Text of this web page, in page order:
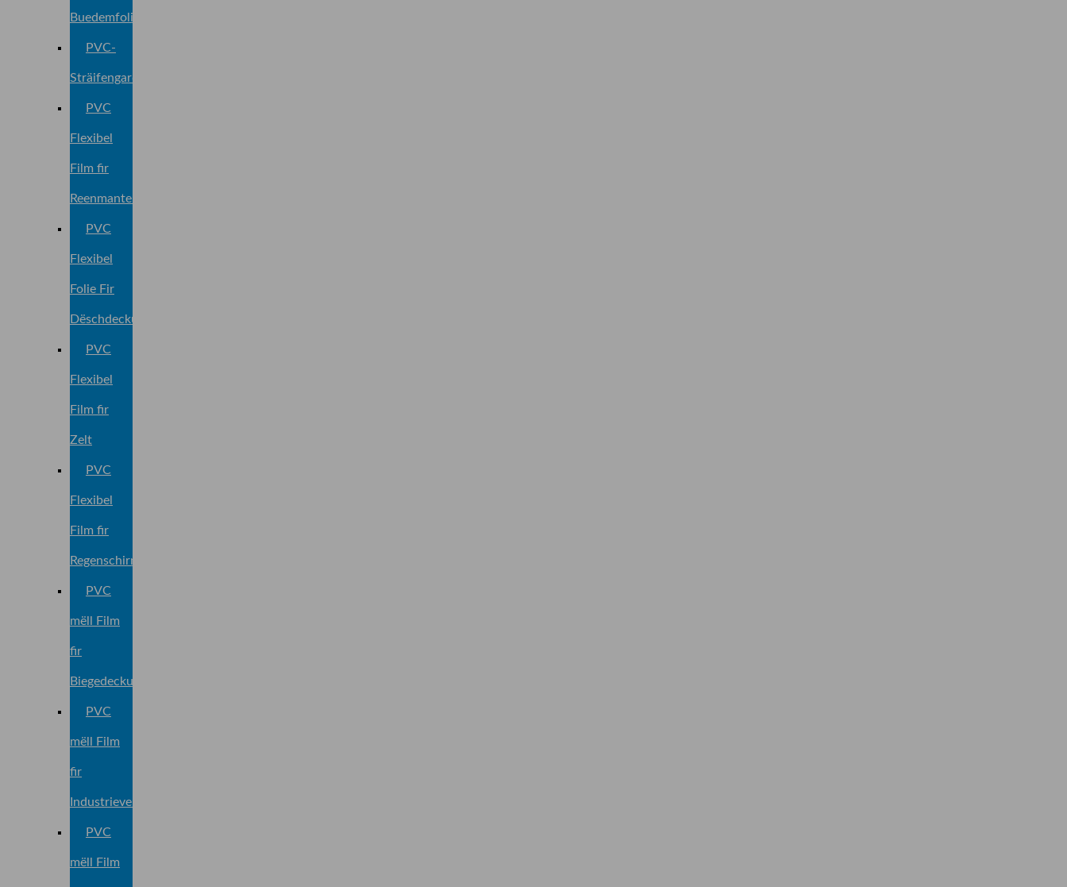
Buedemfolie
PVC-
Sträifengardinen
PVC
Flexibel
Film fir
Reenmantel
PVC
Flexibel
Folie Fir
Dëschdeckung
PVC
Flexibel
Film fir
Zelt
PVC
Flexibel
Film fir
Regenschirm
PVC
mëll Film
fir
Biegedeckung
PVC
mëll Film
fir
Industrieverpackung
PVC
mëll Film